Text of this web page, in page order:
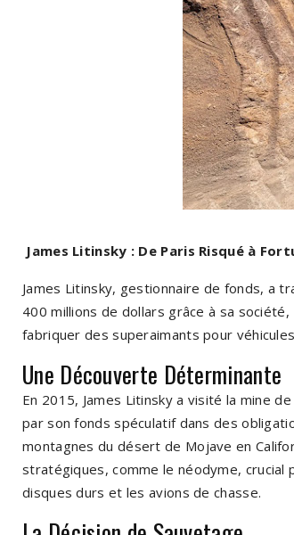
James Litinsky : De Paris Risqué à
James Litinsky, gestionnaire de fonds, a
400 millions de dollars grâce à sa
fabriquer des superaimants pour
Une Découverte Déterminante
En 2015, James Litinsky a visité la mine
par son fonds spéculatif dans des
montagnes du désert de Mojave en
stratégiques, comme le néodyme, crucial
disques durs et les avions de chasse.